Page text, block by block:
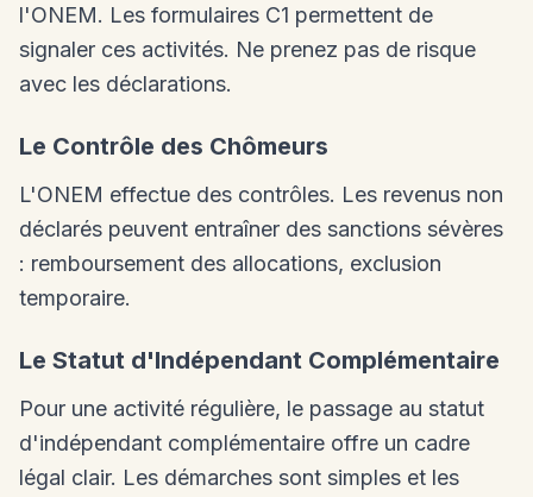
l'ONEM. Les formulaires C1 permettent de
signaler ces activités. Ne prenez pas de risque
avec les déclarations.
Le Contrôle des Chômeurs
L'ONEM effectue des contrôles. Les revenus non
déclarés peuvent entraîner des sanctions sévères
: remboursement des allocations, exclusion
temporaire.
Le Statut d'Indépendant Complémentaire
Pour une activité régulière, le passage au statut
d'indépendant complémentaire offre un cadre
légal clair. Les démarches sont simples et les